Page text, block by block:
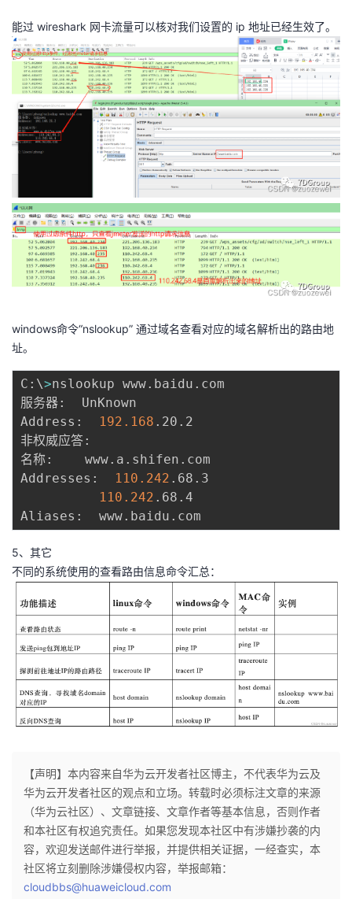
能过 wireshark 网卡流量可以核对我们设置的 ip 地址已经生效了。
windows命令“nslookup” 通过域名查看对应的域名解析出的路由地
址。
C: \>nslookup www.baidu.com
服务器:  UnKnown
Address:
192.168 .20.2
非权威应答:
名称:    www.a.shifen.com
Addresses:
110.242 .68.3
110.242 .68.4
5、其它
不同的系统使用的查看路由信息命令汇总：
【声明】本内容来自华为云开发者社区博主，不代表华为云及
华为云开发者社区的观点和立场。转载时必须标注文章的来源
（华为云社区）、文章链接、文章作者等基本信息，否则作者
和本社区有权追究责任。如果您发现本社区中有涉嫌抄袭的内
容，欢迎发送邮件进行举报，并提供相关证据，一经查实，本
社区将立刻删除涉嫌侵权内容，举报邮箱：
cloudbbs@huaweicloud.com